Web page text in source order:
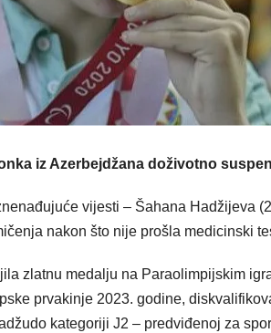
iz Azerbejdžana doživotno
vijesti – Šahana Hadžijeva
nakon što nije prošla medicinski
zlatnu medalju na Paraolimpijskim
prvakinje 2023. godine,
kategoriji J2 – predviđenoj za